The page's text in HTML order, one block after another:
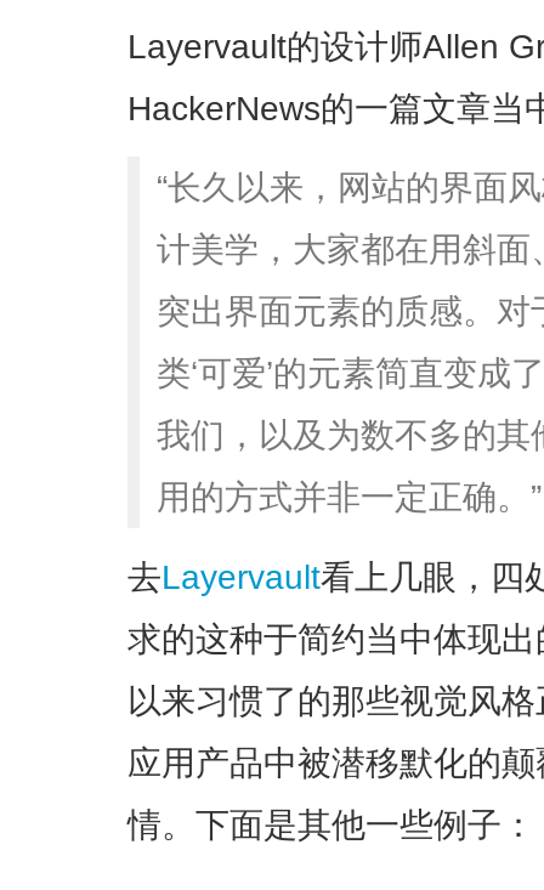
Layervault的设计师Allen
HackerNews的一篇文章当
“长久以来，网站的界面
计美学，大家都在用斜
突出界面元素的质感。
类‘可爱’的元素简直变成
我们，以及为数不多的
用的方式并非一定正确。”
去Layervault看上几眼，四
求的这种于简约当中体现
以来习惯了的那些视觉风
应用产品中被潜移默化的
情。下面是其他一些例子：